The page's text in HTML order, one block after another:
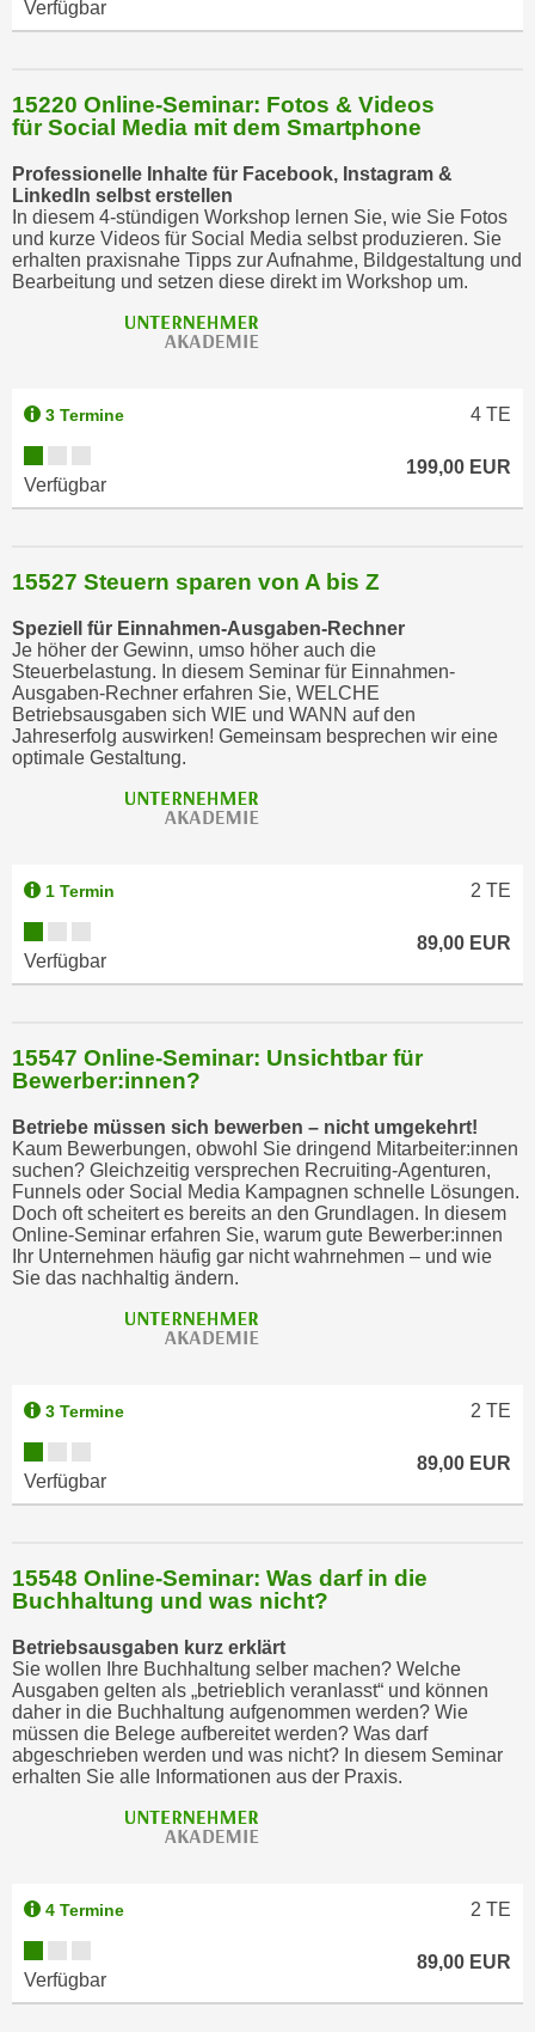
Verfügbar
15220 Online-Seminar: Fotos & Videos
für Social Media mit dem Smartphone
Professionelle Inhalte für Facebook, Instagram &
LinkedIn selbst erstellen
In diesem 4-stündigen Workshop lernen Sie, wie Sie Fotos
und kurze Videos für Social Media selbst produzieren. Sie
erhalten praxisnahe Tipps zur Aufnahme, Bildgestaltung und
Bearbeitung und setzen diese direkt im Workshop um.
3 Termine 4 TE
Verfügbar
199,00 EUR
15527 Steuern sparen von A bis Z
Speziell für Einnahmen-Ausgaben-Rechner
Je höher der Gewinn, umso höher auch die
Steuerbelastung. In diesem Seminar für Einnahmen-
Ausgaben-Rechner erfahren Sie, WELCHE
Betriebsausgaben sich WIE und WANN auf den
Jahreserfolg auswirken! Gemeinsam besprechen wir eine
optimale Gestaltung.
1 Termin 2 TE
Verfügbar
89,00 EUR
15547 Online-Seminar: Unsichtbar für
Bewerber:innen?
Betriebe müssen sich bewerben – nicht umgekehrt!
Kaum Bewerbungen, obwohl Sie dringend Mitarbeiter:innen
suchen? Gleichzeitig versprechen Recruiting-Agenturen,
Funnels oder Social Media Kampagnen schnelle Lösungen.
Doch oft scheitert es bereits an den Grundlagen. In diesem
Online-Seminar erfahren Sie, warum gute Bewerber:innen
Ihr Unternehmen häufig gar nicht wahrnehmen – und wie
Sie das nachhaltig ändern.
3 Termine 2 TE
Verfügbar
89,00 EUR
15548 Online-Seminar: Was darf in die
Buchhaltung und was nicht?
Betriebsausgaben kurz erklärt
Sie wollen Ihre Buchhaltung selber machen? Welche
Ausgaben gelten als „betrieblich veranlasst“ und können
daher in die Buchhaltung aufgenommen werden? Wie
müssen die Belege aufbereitet werden? Was darf
abgeschrieben werden und was nicht? In diesem Seminar
erhalten Sie alle Informationen aus der Praxis.
4 Termine 2 TE
Verfügbar
89,00 EUR